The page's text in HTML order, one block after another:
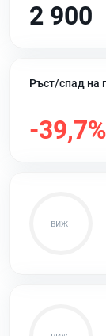
2 900
Ръст/спад на
-39,7%